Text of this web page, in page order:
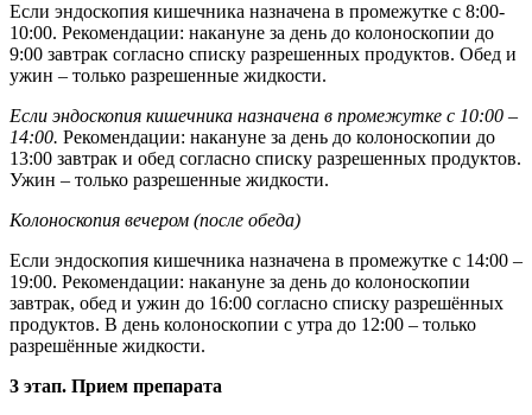
Если эндоскопия кишечника назначена в промежутке с 8:00-
10:00. Рекомендации: накануне за день до колоноскопии до
9:00 завтрак согласно списку разрешенных продуктов. Обед и
ужин – только разрешенные жидкости.
Если эндоскопия кишечника назначена в промежутке с 10:00 –
14:00. Рекомендации: накануне за день до колоноскопии до
13:00 завтрак и обед согласно списку разрешенных продуктов.
Ужин – только разрешенные жидкости.
Колоноскопия вечером (после обеда)
Если эндоскопия кишечника назначена в промежутке с 14:00 –
19:00. Рекомендации: накануне за день до колоноскопии
завтрак, обед и ужин до 16:00 согласно списку разрешённых
продуктов. В день колоноскопии с утра до 12:00 – только
разрешённые жидкости.
3 этап. Прием препарата